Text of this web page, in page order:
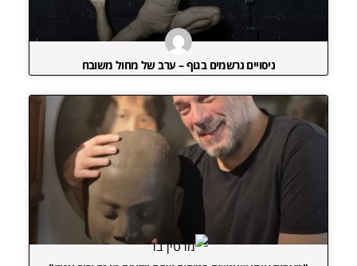
ניסויים נרשמים בגוף – ערב של מחול משובח